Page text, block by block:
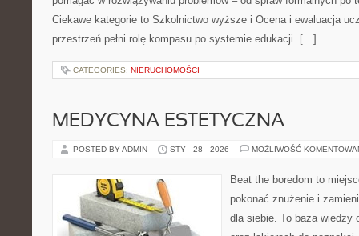
Ciekawe kategorie to Szkolnictwo wyższe i Ocena i ewaluacja
przestrzeń pełni rolę kompasu po systemie edukacji. […]
CATEGORIES: NIERUCHOMOŚCI
MEDYCYNA ESTETYCZNA
POSTED BY ADMIN STY - 28 - 2026 MOŻLIWOŚĆ
Beat the boredom to
pokonać znużenie i
dla siebie. To baza wiedzy